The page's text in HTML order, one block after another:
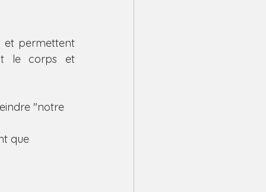
et permettent
le corps et
"notre
que